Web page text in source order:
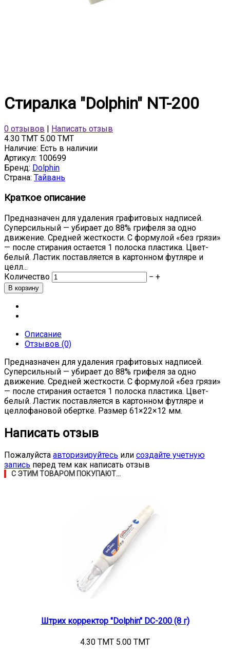
Стиралка "Dolphin" NT-200
0 отзывов
Написать отзыв
4.30 TMT 5.00 TMT
Наличие: Есть в наличии
Артикул: 100699
Бренд: Dolphin
Страна: Тайвань
Краткое описание
Предназначен для удаления графитовых надписей.
Суперсильный — убирает до 88% грифеля за одно
движение. Средней жесткости. С формулой «без грязи»
— после стирания остается 1 полоска пластика. Цвет-
белый. Ластик поставляется в картонном футляре и
целл...
Количество
− +
Описание
Отзывов (0)
Предназначен для удаления графитовых надписей.
Суперсильный — убирает до 88% грифеля за одно
движение. Средней жесткости. С формулой «без грязи»
— после стирания остается 1 полоска пластика. Цвет-
белый. Ластик поставляется в картонном футляре и
целлофановой обертке. Размер 61×22×12 мм.
Написать отзыв
Пожалуйста авторизируйтесь или создайте учетную
запись перед тем как написать отзыв
С ЭТИМ ТОВАРОМ ПОКУПАЮТ...
Штрих корректор "Dolphin" DC-200 (8 г)
4.30 TMT 5.00 TMT